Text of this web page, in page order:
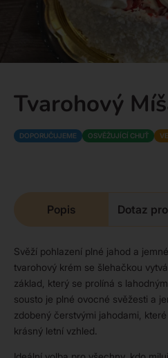
Tvarohový
DOPORUČUJEME OSVĚŽUJÍCÍ CHUŤ
Popis Dotaz
Svěží pohlazení plné jahod a
tvarohový krém se šlehačkou
základ, který se prolíná s
sousto je plné ovocné svěžesti a
zdobený čerstvými jahodami,
krásný letní vzhled.